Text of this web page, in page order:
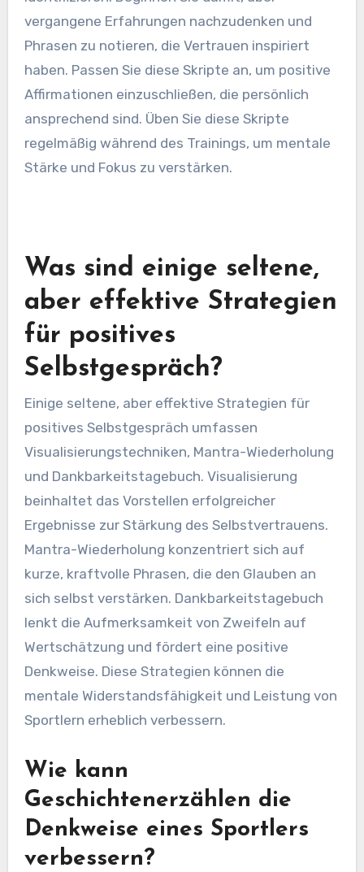
vergangene Erfahrungen nachzudenken und
Phrasen zu notieren, die Vertrauen inspiriert
haben. Passen Sie diese Skripte an, um positive
Affirmationen einzuschließen, die persönlich
ansprechend sind. Üben Sie diese Skripte
regelmäßig während des Trainings, um mentale
Stärke und Fokus zu verstärken.
Was sind einige seltene,
aber effektive Strategien
für positives
Selbstgespräch?
Einige seltene, aber effektive Strategien für
positives Selbstgespräch umfassen
Visualisierungstechniken, Mantra-Wiederholung
und Dankbarkeitstagebuch. Visualisierung
beinhaltet das Vorstellen erfolgreicher
Ergebnisse zur Stärkung des Selbstvertrauens.
Mantra-Wiederholung konzentriert sich auf
kurze, kraftvolle Phrasen, die den Glauben an
sich selbst verstärken. Dankbarkeitstagebuch
lenkt die Aufmerksamkeit von Zweifeln auf
Wertschätzung und fördert eine positive
Denkweise. Diese Strategien können die
mentale Widerstandsfähigkeit und Leistung von
Sportlern erheblich verbessern.
Wie kann
Geschichtenerzählen die
Denkweise eines Sportlers
verbessern?